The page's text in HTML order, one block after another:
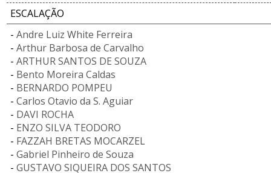
ESCALAÇÃO
- Andre Luiz White Ferreira
- Arthur Barbosa de Carvalho
- ARTHUR SANTOS DE SOUZA
- Bento Moreira Caldas
- BERNARDO POMPEU
- Carlos Otavio da S. Aguiar
- DAVI ROCHA
- ENZO SILVA TEODORO
- FAZZAH BRETAS MOCARZEL
- Gabriel Pinheiro de Souza
- GUSTAVO SIQUEIRA DOS SANTOS